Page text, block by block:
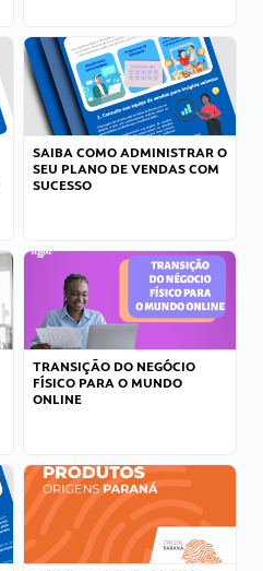
SAIBA COMO ADMINISTRAR O
SEU PLANO DE VENDAS COM
SUCESSO
TRANSIÇÃO DO NEGÓCIO
FÍSICO PARA O MUNDO
ONLINE